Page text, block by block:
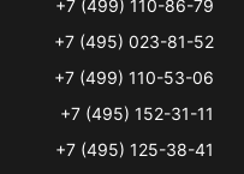
+7 (499) 110-86-79
+7 (495) 023-81-52
+7 (499) 110-53-06
+7 (495) 152-31-11
+7 (495) 125-38-41